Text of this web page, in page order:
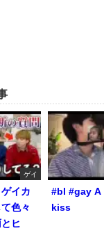
ゲイ
ゲイカ
色々
ヒ
#bl #gay
kiss